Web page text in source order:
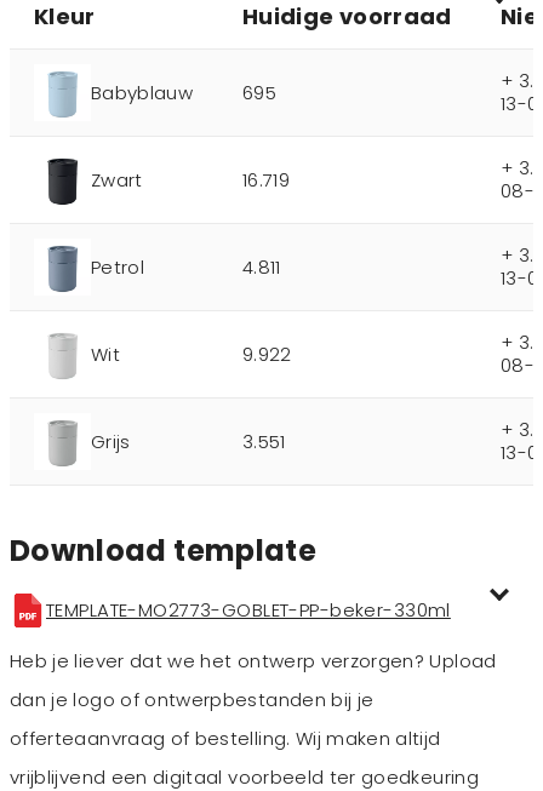
Kleur Huidige voorraad
Babyblauw 695
+
13-
Zwart 16.719
+
08-
Petrol 4.811
+
13-
Wit 9.922
+
08-
Grijs 3.551
+
13-
Download template
TEMPLATE-MO2773-GOBLET-PP-beker-330ml
Heb je liever dat we het ontwerp verzorgen? Upload
dan je logo of ontwerpbestanden bij je
offerteaanvraag of bestelling. Wij maken altijd
vrijblijvend een digitaal voorbeeld ter goedkeuring